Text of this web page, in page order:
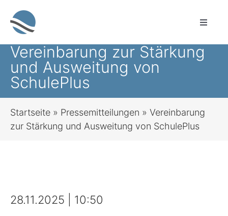
Inhalt
springen
Toggle
Sprachauswahl
Leichte Sprache
Startseite
Vereinbarung zur Stärkung
und Ausweitung von
SchulePlus
Startseite » Pressemitteilungen » Vereinbarung
zur Stärkung und Ausweitung von SchulePlus
28.11.2025 | 10:50